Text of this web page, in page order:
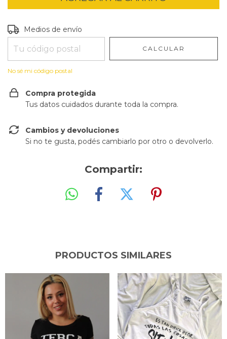
Entregas para el CP:
Medios de envío
CALCULAR
No sé mi código postal
Compra protegida
Tus datos cuidados durante toda la compra.
Cambios y devoluciones
Si no te gusta, podés cambiarlo por otro o devolverlo.
Compartir:
PRODUCTOS SIMILARES